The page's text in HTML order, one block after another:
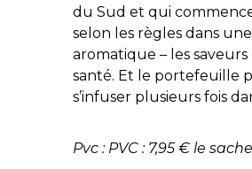
du Sud et qui
selon les règles dans
aromatique – les
santé. Et le portefeuille
s’infuser plusieurs fois
Pvc : PVC : 7,95 € le